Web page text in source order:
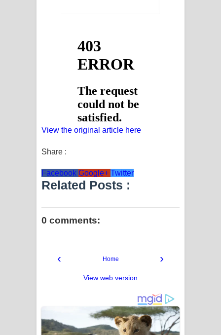
View the original article here
Share :
Facebook Google+ Twitter
Related Posts :
0 comments:
‹ ›
Home
View web version